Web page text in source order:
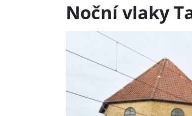
Noční vlaky